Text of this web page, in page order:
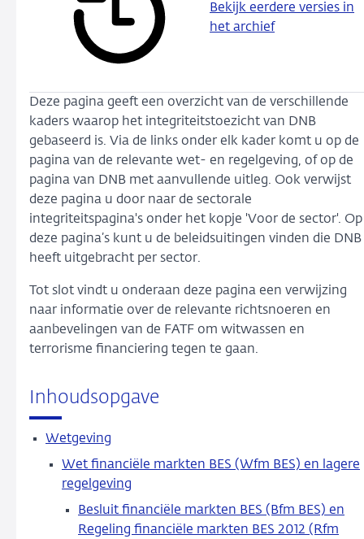
Bekijk eerdere versies in
het archief
Deze pagina geeft een overzicht van de verschillende
kaders waarop het integriteitstoezicht van DNB
gebaseerd is. Via de links onder elk kader komt u op de
pagina van de relevante wet- en regelgeving, of op de
pagina van DNB met aanvullende uitleg. Ook verwijst
deze pagina u door naar de sectorale
integriteitspagina's onder het kopje 'Voor de sector'. Op
deze pagina’s kunt u de beleidsuitingen vinden die DNB
heeft uitgebracht per sector.
Tot slot vindt u onderaan deze pagina een verwijzing
naar informatie over de relevante richtsnoeren en
aanbevelingen van de FATF om witwassen en
terrorisme financiering tegen te gaan.
Inhoudsopgave
Wetgeving
Wet financiële markten BES (Wfm BES) en lagere
regelgeving
Besluit financiële markten BES (Bfm BES) en
Regeling financiële markten BES 2012 (Rfm